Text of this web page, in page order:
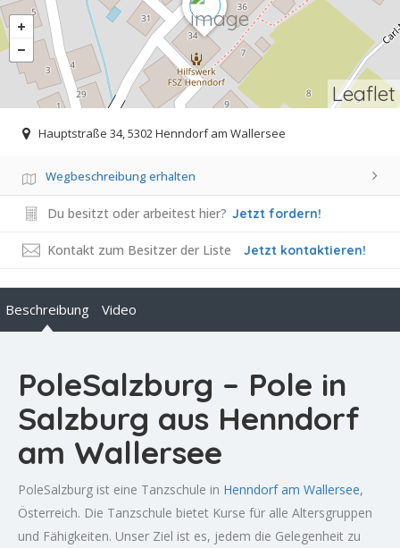
Leaflet
Hauptstraße 34, 5302 Henndorf am Wallersee
Wegbeschreibung erhalten
Du besitzt oder arbeitest hier? Jetzt fordern!
Kontakt zum Besitzer der Liste Jetzt kontaktieren!
Beschreibung Video
PoleSalzburg – Pole in
Salzburg aus Henndorf
am Wallersee
PoleSalzburg ist eine Tanzschule in Henndorf am Wallersee,
Österreich. Die Tanzschule bietet Kurse für alle Altersgruppen
und Fähigkeiten. Unser Ziel ist es, jedem die Gelegenheit zu